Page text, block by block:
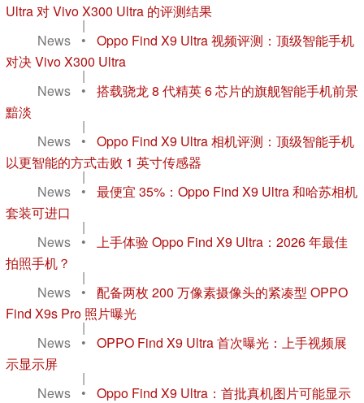
Ultra 对 Vivo X300 Ultra 的评测结果
|
News
•
Oppo Find X9 Ultra 视频评测：顶级智能手机
对决 Vivo X300 Ultra
|
News
•
搭载骁龙 8 代精英 6 芯片的旗舰智能手机前景
黯淡
|
News
•
Oppo Find X9 Ultra 相机评测：顶级智能手机
以更智能的方式击败 1 英寸传感器
|
News
•
最便宜 35%：Oppo Find X9 Ultra 和哈苏相机
套装可进口
|
News
•
上手体验 Oppo Find X9 Ultra：2026 年最佳
拍照手机？
|
News
•
配备两枚 200 万像素摄像头的紧凑型 OPPO
Find X9s Pro 照片曝光
|
News
•
OPPO Find X9 Ultra 首次曝光：上手视频展
示显示屏
|
News
•
Oppo Find X9 Ultra：首批真机图片可能显示